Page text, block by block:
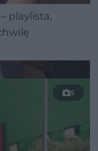
playlista,
5